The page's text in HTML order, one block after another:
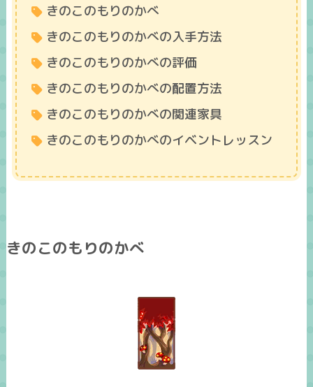
きのこのもりのかべ
きのこのもりのかべの入手方法
きのこのもりのかべの評価
きのこのもりのかべの配置方法
きのこのもりのかべの関連家具
きのこのもりのかべのイベントレッスン
きのこのもりのかべ